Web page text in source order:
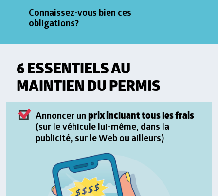
Connaissez-vous bien ces
obligations?
6 ESSENTIELS AU
MAINTIEN DU PERMIS
Annoncer unprix incluant tous les frais
(sur le véhicule lui-même, dans la
publicité, sur le Web ou ailleurs)